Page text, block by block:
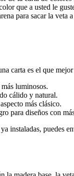
que a usted le
para sacar la veta
carta es el que
luminosos.
cálido y natural.
más clásico.
para diseños con
instaladas, puedes